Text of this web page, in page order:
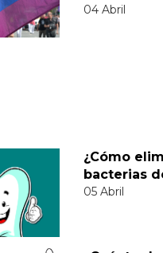
04 Abril
¿Cómo
bacterias
05 Abril